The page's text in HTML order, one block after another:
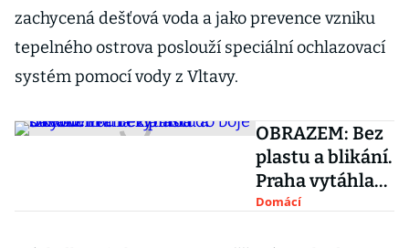
zachycená dešťová voda a jako prevence vzniku
tepelného ostrova poslouží speciální ochlazovací
systém pomocí vody z Vltavy.
OBRAZEM: Bez
plastu a blikání.
Praha vytáhla
do boje s
Domácí